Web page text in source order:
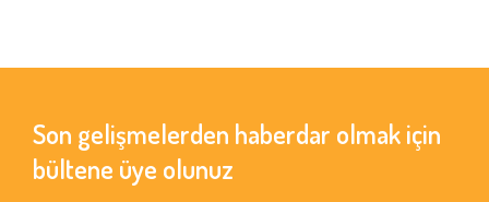
Son gelişmelerden haberdar olmak için
bültene üye olunuz